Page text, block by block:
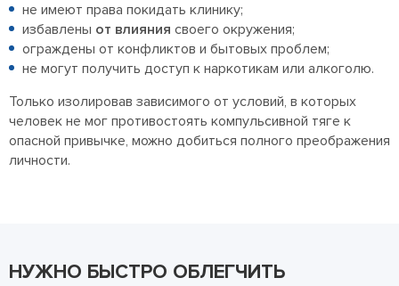
не имеют права покидать клинику;
избавлены от влияния своего окружения;
ограждены от конфликтов и бытовых проблем;
не могут получить доступ к наркотикам или алкоголю.
Только изолировав зависимого от условий, в которых
человек не мог противостоять компульсивной тяге к
опасной привычке, можно добиться полного преображения
личности.
НУЖНО БЫСТРО ОБЛЕГЧИТЬ